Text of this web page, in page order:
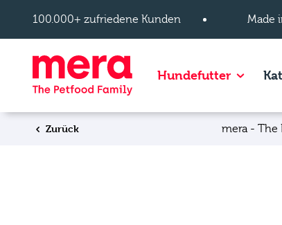
100.000+ zufriedene Kunden
Made
HundefutterShow
Zurück mera - The